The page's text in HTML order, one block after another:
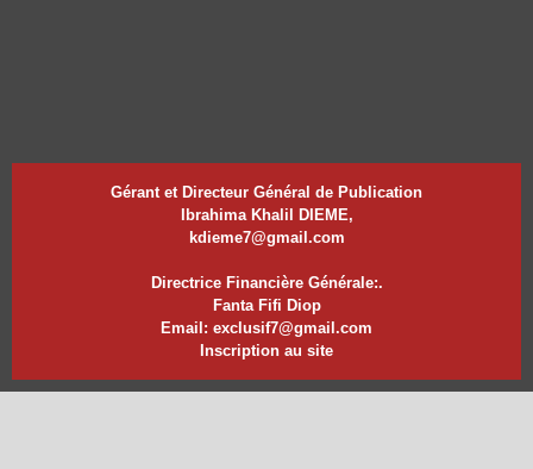
Gérant et Directeur Général de Publication
Ibrahima Khalil DIEME,
kdieme7@gmail.com
Directrice Financière Générale:.
Fanta Fifi Diop
Email: exclusif7@gmail.com
Inscription au site